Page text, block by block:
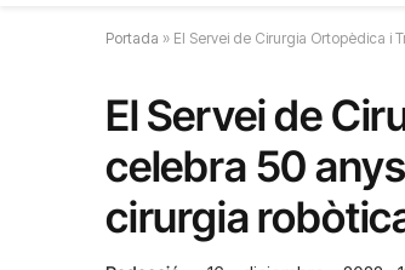
Portada » El Servei de Cirurgia Ortopèdica i
El Servei de
celebra 50
cirurgia